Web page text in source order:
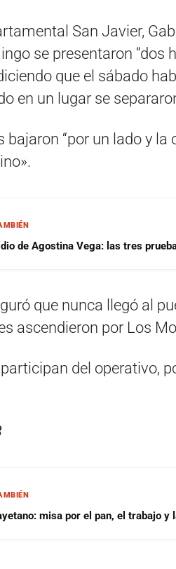
San Javier,
se presentaron “dos
que el sábado
en un lugar se
bajaron “por un lado y
de Agostina Vega: las tres
que nunca llegó al
ascendieron por Los
del operativo,
misa por el pan, el trabajo y